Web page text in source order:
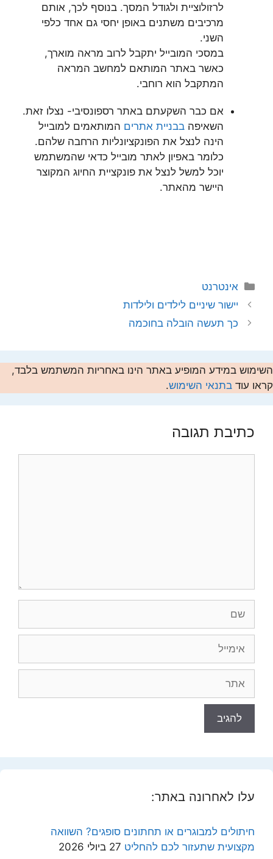
לרזולוציית ולגודל המסך. בנוסף לכך, אותם
מרכיבים משתנים באופן יחסי גם אחד כלפי
השני.
במסכי המובייל יתקבל לרוב מראה מוארך,
כאשר באתר המותאם למחשב המראה
המתקבל הוא רוחבי.
אם כבר השקעתם באתר רספונסיבי- נצלו זאת.
השאיפה בבניית אתרים המותאמים למובייל
הינה לנצל את הפונקציונליות הרחבה שלהם.
כלומר באפיון לאתר מובייל כדאי שהמשתמש
יוכל למשל לנצל את פונקציית החיוג המקוצר
היישר מהאתר.
קטגוריות
אינטרנט
יישור שיניים לילדים ולילדות
כך תעשה הובלה בחוכמה
השימוש במידע המופיע באתר הינו באחריות המשתמש בלבד,
קראו עוד בתנאי השימוש.
כתיבת תגובה
עלו לאחרונה באתר:
חיתולים למבוגרים או תחתונים סופגים? השוואה
מקצועית שתעזור לכם להחליט 27 ביולי 2026